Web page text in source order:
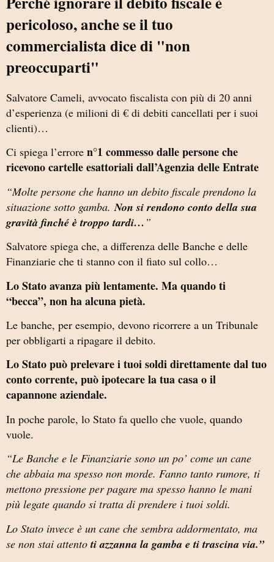
pericoloso, anche se il tuo
commercialista dice di "non
preoccuparti"
Salvatore Cameli, avvocato fiscalista con più di 20 anni
d’esperienza (e milioni di € di debiti cancellati per i suoi
clienti)…
Ci spiega l’errore n°1 commesso dalle persone che
ricevono cartelle esattoriali dall’Agenzia delle Entrate
“Molte persone che hanno un debito fiscale prendono la
situazione sotto gamba.Non si rendono conto della sua
gravità finché è troppo tardi… ”
Salvatore spiega che, a differenza delle Banche e delle
Finanziarie che ti stanno con il fiato sul collo…
Lo Stato avanza più lentamente. Ma quando ti
“becca”, non ha alcuna pietà.
Le banche, per esempio, devono ricorrere a un Tribunale
per obbligarti a ripagare il debito.
Lo Stato può prelevare i tuoi soldi direttamente dal tuo
conto corrente, può ipotecare la tua casa o il
capannone aziendale.
In poche parole, lo Stato fa quello che vuole, quando
vuole.
“Le Banche e le Finanziarie sono un po’ come un cane
che abbaia ma spesso non morde. Fanno tanto rumore, ti
mettono pressione per pagare ma spesso hanno le mani
più legate quando si tratta di prendere i tuoi soldi.
Lo Stato invece è un cane che sembra addormentato, ma
se non stai attentoti azzanna la gamba e ti trascina via.”